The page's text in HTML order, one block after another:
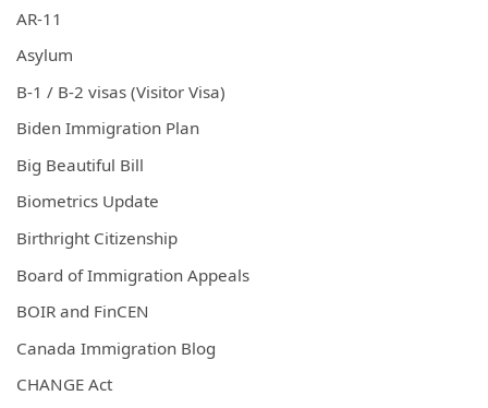
AR-11
Asylum
B-1 / B-2 visas (Visitor Visa)
Biden Immigration Plan
Big Beautiful Bill
Biometrics Update
Birthright Citizenship
Board of Immigration Appeals
BOIR and FinCEN
Canada Immigration Blog
CHANGE Act